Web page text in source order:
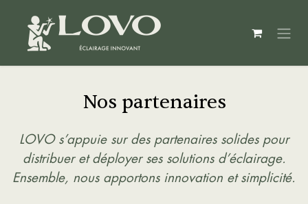
Nos partenaires
LOVO s’appuie sur des partenaires solides pour
distribuer et déployer ses solutions d’éclairage.
Ensemble, nous apportons innovation et simplicité.